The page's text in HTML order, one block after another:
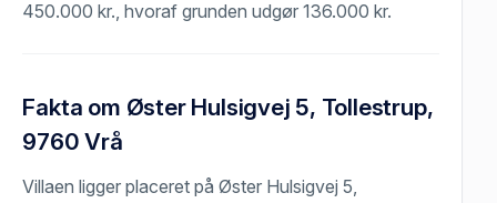
450.000 kr., hvoraf grunden udgør 136.000 kr.
Fakta om Øster Hulsigvej 5, Tollestrup,
9760 Vrå
Villaen ligger placeret på Øster Hulsigvej 5,